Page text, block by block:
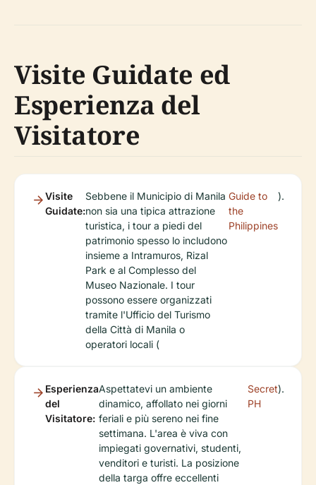
Visite Guidate ed
Esperienza del
Visitatore
Visite
Guidate:
Sebbene il Municipio di Manila
non sia una tipica attrazione
turistica, i tour a piedi del
patrimonio spesso lo includono
insieme a Intramuros, Rizal
Park e al Complesso del
Museo Nazionale. I tour
possono essere organizzati
tramite l'Ufficio del Turismo
della Città di Manila o
operatori locali (
Guide to
the
Philippines
).
Esperienza
del
Visitatore:
Aspettatevi un ambiente
dinamico, affollato nei giorni
feriali e più sereno nei fine
settimana. L'area è viva con
impiegati governativi, studenti,
venditori e turisti. La posizione
della targa offre eccellenti
Secret
PH
).